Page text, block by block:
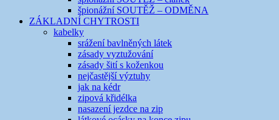
špionážní SOUTĚŽ – ODMĚNA
ZÁKLADNÍ CHYTROSTI
kabelky
srážení bavlněných látek
zásady vyztužování
zásady šití s koženkou
nejčastější výztuhy
jak na kédr
zipová křidélka
nasazení jezdce na zip